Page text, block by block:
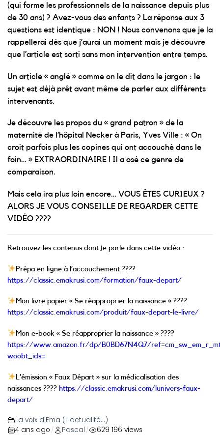
(qui forme les professionnels de la naissance depuis plus
de 30 ans) ? Avez-vous des enfants ? La réponse aux 3
questions est identique : NON ! Nous convenons que je la
rappellerai dès que j’aurai un moment mais je découvre
que l’article est sorti sans mon intervention entre temps.
Un article « anglé » comme on le dit dans le jargon : le
sujet est déjà prêt avant même de parler aux différents
intervenants.
Je découvre les propos du « grand patron » de la
maternité de l’hôpital Necker à Paris, Yves Ville : « On
croit parfois plus les copines qui ont accouché dans le
foin… » EXTRAORDINAIRE ! Il a osé ce genre de
comparaison.
Mais cela ira plus loin encore… VOUS ÊTES CURIEUX ?
ALORS JE VOUS CONSEILLE DE REGARDER CETTE
VIDÉO ????
Retrouvez les contenus dont je parle dans cette vidéo :
Prépa en ligne à l’accouchement ????
https://classic.emakrusi.com/formation/faux-depart/
Mon livre papier « Se réapproprier la naissance » ????
https://classic.emakrusi.com/produit/faux-depart-le-livre/
Mon e-book « Se réapproprier la naissance » ????
https://www.amazon.fr/dp/B0BD67N4Q7/
woobt_ids=
L’émission « Faux Départ » sur la médicalisation des
naissances ???? https://classic.emakrusi.com/lunivers-faux-
depart/
La voix d'Ema (L'actualité...)
4 ans ago / Pascal / 629 196 views